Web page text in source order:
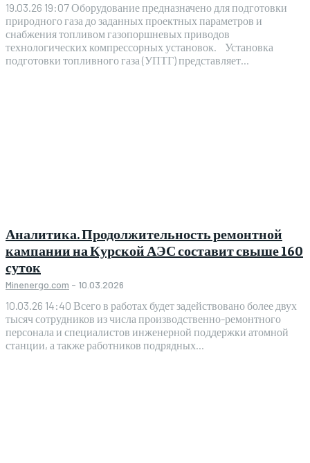
19.03.26 19:07 Оборудование предназначено для подготовки
природного газа до заданных проектных параметров и
снабжения топливом газопоршневых приводов
технологических компрессорных установок. Установка
подготовки топливного газа (УПТГ) представляет...
Аналитика. Продолжительность ремонтной
кампании на Курской АЭС составит свыше 160
суток
Minenergo.com - 10.03.2026
10.03.26 14:40 Всего в работах будет задействовано более двух
тысяч сотрудников из числа производственно-ремонтного
персонала и специалистов инженерной поддержки атомной
станции, а также работников подрядных...